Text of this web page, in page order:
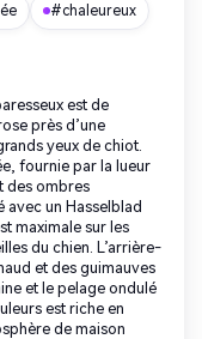
#chaleureux
est de
près d’une
yeux de chiot.
fournie par la lueur
des ombres
un Hasselblad
maximale sur les
du chien. L’arrière-
et des guimauves
et le pelage ondulé
est riche en
de maison